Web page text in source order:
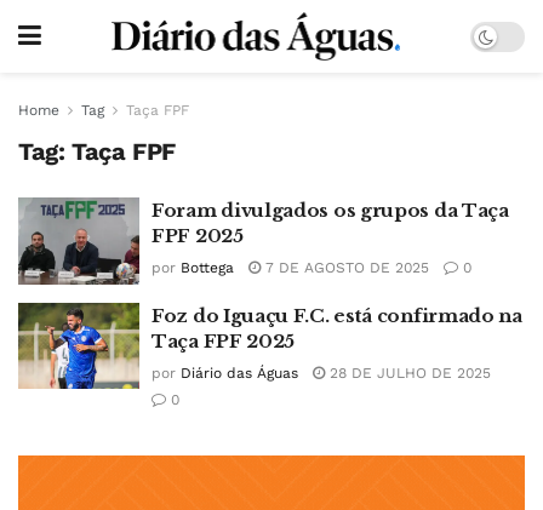
Home Tag Taça FPF
Tag: Taça FPF
Foram divulgados os grupos da Taça
FPF 2025
por Bottega 7 DE AGOSTO DE 2025 0
Foz do Iguaçu F.C. está confirmado na
Taça FPF 2025
por Diário das Águas
28 DE JULHO DE 2025
0